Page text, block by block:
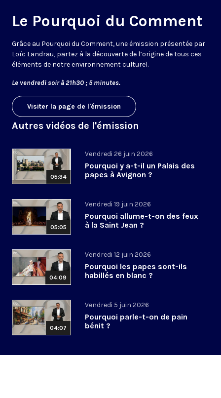
Le Pourquoi du Comment
Grâce au Pourquoi du Comment, une émission présentée par
Loïc Landrau, partez à la découverte de l’origine de tous ces
éléments de notre environnement culturel.
Le vendredi soir à 21h30 ; 5 minutes.
Visiter la page de l'émission
Autres vidéos de l'émission
05:34
Vendredi 26 juin 2026
Pourquoi y a-t-il un Palais des
papes à Avignon ?
05:05
Vendredi 19 juin 2026
Pourquoi allume-t-on des feux
à la Saint Jean ?
04:09
Vendredi 12 juin 2026
Pourquoi les papes sont-ils
habillés en blanc ?
04:07
Vendredi 5 juin 2026
Pourquoi parle-t-on de pain
bénit ?